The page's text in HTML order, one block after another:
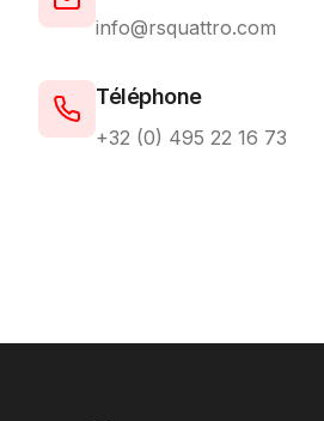
info@rsquattro.com
Téléphone
+32 (0) 495 22 16 73